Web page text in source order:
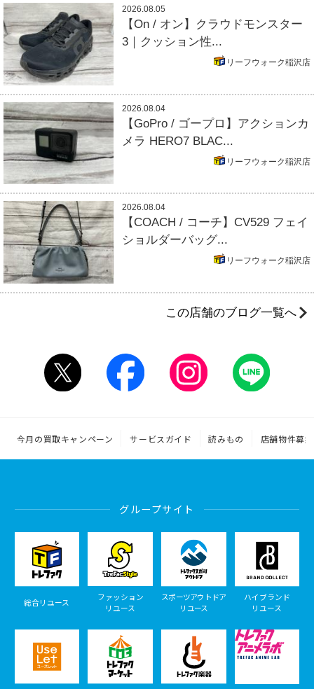
2026.08.05
【On / オン】クラウドモンスター
3｜クッション性...
リーフウォーク稲沢店
2026.08.04
【GoPro / ゴープロ】アクションカ
メラ HERO7 BLAC...
リーフウォーク稲沢店
2026.08.04
【COACH / コーチ】CV529 フェイ
ショルダーバッグ...
リーフウォーク稲沢店
この店舗のブログ一覧へ
今月の買取キャンペーン サービスガイド 読みもの 店舗物件募集
グループサイト
総合リユース
ファッション
リユース
スポーツアウトドア
リユース
ハイブランド
リユース